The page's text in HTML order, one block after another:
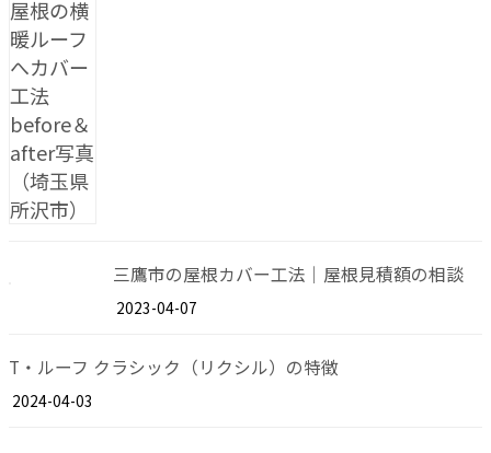
三鷹市の屋根カバー工法｜屋根見積額の相談
2023-04-07
T・ルーフ クラシック（リクシル）の特徴
2024-04-03